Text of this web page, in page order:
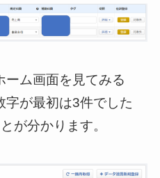
ーム画面を見てみる
字が最初は3件でした
が分かります。